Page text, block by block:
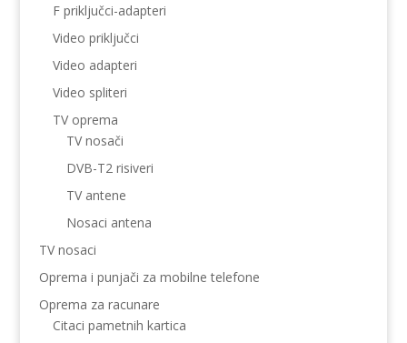
F priključci-adapteri
Video priključci
Video adapteri
Video spliteri
TV oprema
TV nosači
DVB-T2 risiveri
TV antene
Nosaci antena
TV nosaci
Oprema i punjači za mobilne telefone
Oprema za racunare
Citaci pametnih kartica